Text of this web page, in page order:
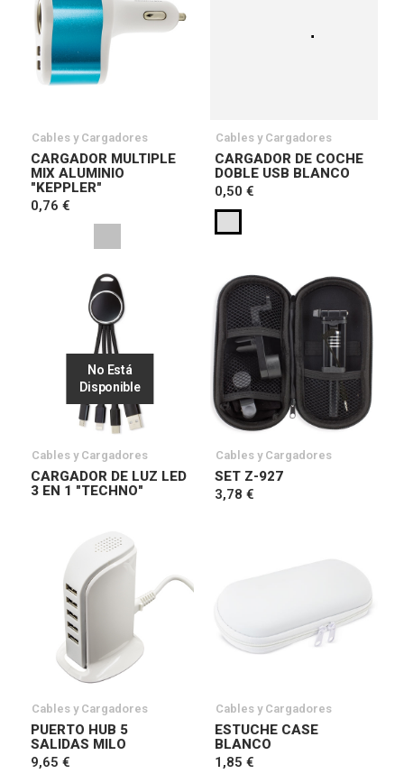
Cables y Cargadores
CARGADOR MULTIPLE
MIX ALUMINIO
"KEPPLER"
0,76 €
Cables y Cargadores
CARGADOR DE COCHE
DOBLE USB BLANCO
0,50 €
No Está
Disponible
Cables y Cargadores
CARGADOR DE LUZ LED
3 EN 1 "TECHNO"
Cables y Cargadores
SET Z-927
3,78 €
Cables y Cargadores
PUERTO HUB 5
SALIDAS MILO
9,65 €
Cables y Cargadores
ESTUCHE CASE
BLANCO
1,85 €